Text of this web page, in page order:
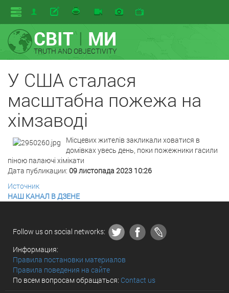
СВІТI МИ
TRUTH AND OBJECTIVITY
У США сталася
масштабна пожежа на
хімзаводі
Місцевих жителів закликали ховатися в
домівках увесь день, поки пожежники гасили
піною палаючі хімікати
Дата публикации: 09 листопада 2023 10:26
Источник
НАШ КАНАЛ В ДЗЕНЕ
Follow us on social networks:
Информация:
Правила постановки материалов
Правила поведения на сайте
По всем вопросам обращаться: Contact us